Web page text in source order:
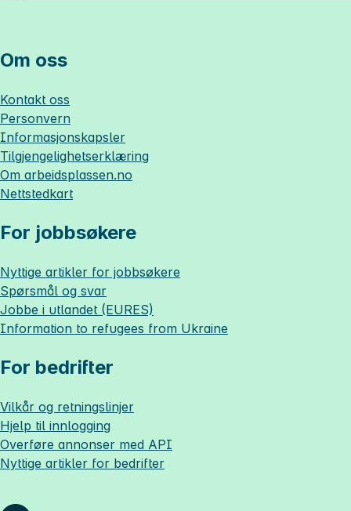
Om oss
Kontakt oss
Personvern
Informasjonskapsler
Tilgjengelighetserklæring
Om arbeidsplassen.no
Nettstedkart
For jobbsøkere
Nyttige artikler for jobbsøkere
Spørsmål og svar
Jobbe i utlandet (EURES)
Information to refugees from Ukraine
For bedrifter
Vilkår og retningslinjer
Hjelp til innlogging
Overføre annonser med API
Nyttige artikler for bedrifter